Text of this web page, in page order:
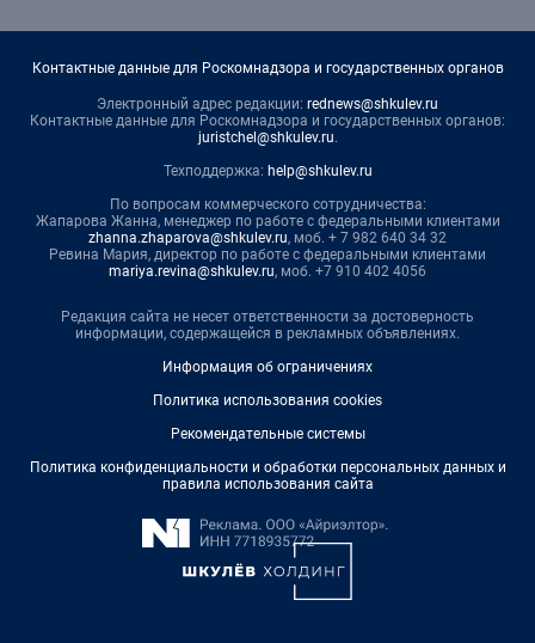
Контактные данные для Роскомнадзора и государственных органов
Электронный адрес редакции: rednews@shkulev.ru
Контактные данные для Роскомнадзора и государственных органов:
juristchel@shkulev.ru.
Техподдержка: help@shkulev.ru
По вопросам коммерческого сотрудничества:
Жапарова Жанна, менеджер по работе с федеральными клиентами
zhanna.zhaparova@shkulev.ru, моб. + 7 982 640 34 32
Ревина Мария, директор по работе с федеральными клиентами
mariya.revina@shkulev.ru, моб. +7 910 402 4056
Редакция сайта не несет ответственности за достоверность
информации, содержащейся в рекламных объявлениях.
Информация об ограничениях
Политика использования cookies
Рекомендательные системы
Политика конфиденциальности и обработки персональных данных и
правила использования сайта